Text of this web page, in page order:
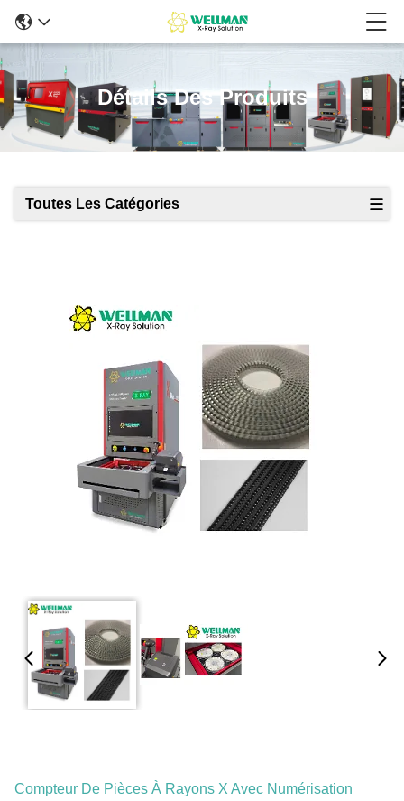
Détails Des Produits
Toutes Les Catégories
Compteur De Pièces À Rayons X Avec Numérisation